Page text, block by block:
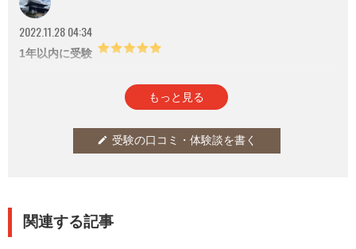
2022.11.28 04:34
1年以内に受験
もっと見る
edit 受験の口コミ・体験談を書く
関連する記事